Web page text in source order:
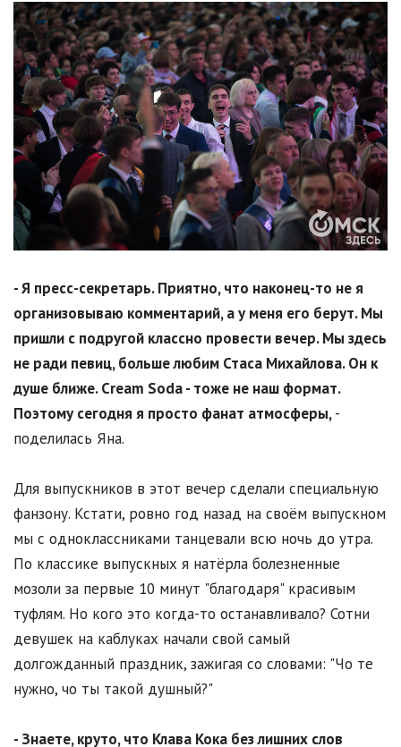
- Я пресс-секретарь. Приятно, что наконец-то не я
организовываю комментарий, а у меня его берут. Мы
пришли с подругой классно провести вечер. Мы здесь
не ради певиц, больше любим Стаса Михайлова. Он к
душе ближе.Cream Soda - тоже не наш формат.
Поэтому сегодня я просто фанат атмосферы,-
поделилась Яна.
Для выпускников в этот вечер сделали специальную
фанзону. Кстати, ровно год назад на своём выпускном
мы с одноклассниками танцевали всю ночь до утра.
По классике выпускных я натёрла болезненные
мозоли за первые 10 минут "благодаря" красивым
туфлям. Но кого это когда-то останавливало? Сотни
девушек на каблуках начали свой самый
долгожданный праздник, зажигая со словами: "Чо те
нужно, чо ты такой душный?"
- Знаете, круто, что Клава Кока без лишних слов